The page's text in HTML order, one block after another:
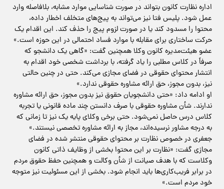
اداره نظارت کانون بتواند در صورت شناسایی موارد مشابه، بلافاصله وارد
عمل شود. پلیس فتا نیز می‌تواند به پیج‌های متخلف اخطار داده،
محتوا را مسدود کند یا در صورت لزوم پیج را حذف کند. این اقدام یک
حرکت ساختاری برای مقابله با موارد فساد احتمالی در این حوزه است.»
عضو هیئت‌مدیره کانون وکلا همچنین گفت: «گاهی یک دانشجو که
صرفاً در کلاس مطلبی را یاد گرفته، با برداشت شخصی خود اقدام به
انتشار محتوای حقوقی در فضای مجازی می‌کند. حتی در چنین حالتی
نیز، بدون مجوز، حق ارائه مشاوره حقوقی ندارد.»
او ادامه داد: «حتی دانشجویان حقوق نیز بدون مجوز، حق ارائه مشاوره
ندارند. شأن مشاوره حقوقی با صرف دانستن چند ماده قانونی یا تجربه
کلاس درس حاصل نمی‌شود. حتی برخی وکلای پایه یک نیز تا زمانی که
به درجه مشاور نرسیده‌اند، مجاز به ارائه مشاوره تخصصی نیستند.»
جعفری در خصوص نظارت بر محتوای حقوقی منتشر شده در فضای
مجازی گفت: «نظارت بر این محتوا بخشی از وظایف ذاتی کانون
وکلاست که با هدف صیانت از شأن وکالت و همچنین حفظ حقوق مردم
در برابر فریب‌کاری‌ها باید انجام شود. بخشی از این مسئولیت نیز متوجه
خود مردم است.»